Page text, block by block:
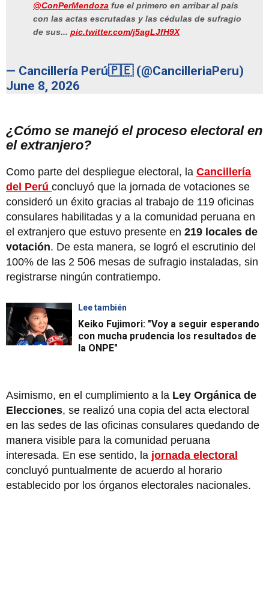
@ConPerMendoza fue el primero en arribar al país
con las actas escrutadas y las cédulas de sufragio
de sus... pic.twitter.com/j5agLJfH9X
— Cancillería Perú🇵🇪 (@CancilleriaPeru)
June 8, 2026
¿Cómo se manejó el proceso electoral en
el extranjero?
Como parte del despliegue electoral, la Cancillería
del Perú concluyó que la jornada de votaciones se
consideró un éxito gracias al trabajo de 119 oficinas
consulares habilitadas y a la comunidad peruana en
el extranjero que estuvo presente en 219 locales de
votación. De esta manera, se logró el escrutinio del
100% de las 2 506 mesas de sufragio instaladas, sin
registrarse ningún contratiempo.
Lee también
Keiko Fujimori: "Voy a seguir esperando
con mucha prudencia los resultados de
la ONPE"
Asimismo, en el cumplimiento a la Ley Orgánica de
Elecciones, se realizó una copia del acta electoral
en las sedes de las oficinas consulares quedando de
manera visible para la comunidad peruana
interesada. En ese sentido, la jornada electoral
concluyó puntualmente de acuerdo al horario
establecido por los órganos electorales nacionales.